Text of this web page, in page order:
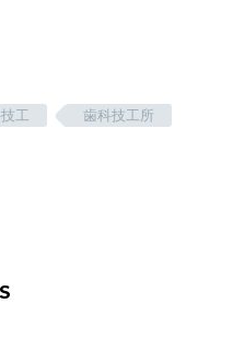
工 歯科技工所